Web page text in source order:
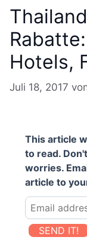
Hotels,
Juli 18, 2017
This article
to read.
worries.
article to
SEND IT!